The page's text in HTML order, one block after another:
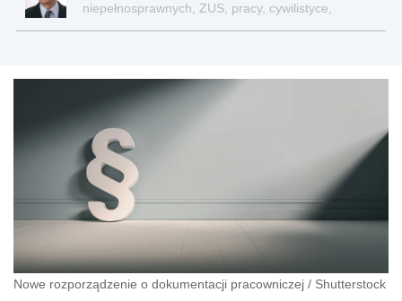
niepełnosprawnych, ZUS, pracy, cywilistyce,
Nowe rozporządzenie o dokumentacji pracowniczej / Shutterstock